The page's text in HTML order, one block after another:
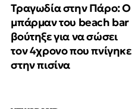
Τραγωδία στην Πάρο: Ο
μπάρμαν του beach bar
βούτηξε για να σώσει
τον 4χρονο που πνίγηκε
στην πισίνα